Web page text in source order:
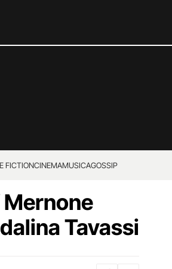
FICTIONCINEMAMUSICAGOSSIP
Mernone
Tavassi